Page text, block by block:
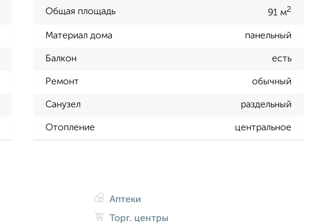
Общая площадь 91 м2
Материал дома панельный
Балкон есть
Ремонт обычный
Санузел раздельный
Отопление центральное
Аптеки
Торг. центры